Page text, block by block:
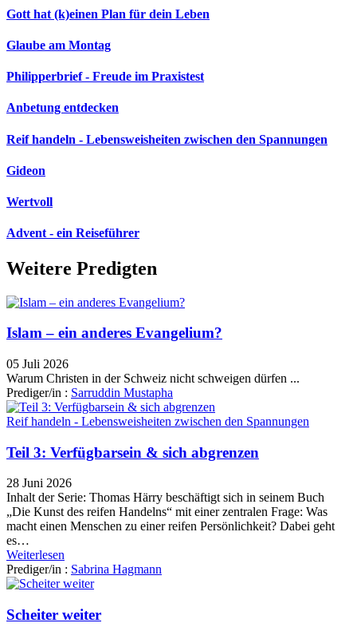
Gott hat (k)einen Plan für dein Leben
Glaube am Montag
Philipperbrief - Freude im Praxistest
Anbetung entdecken
Reif handeln - Lebensweisheiten zwischen den Spannungen
Gideon
Wertvoll
Advent - ein Reiseführer
Weitere Predigten
Islam – ein anderes Evangelium?
05 Juli 2026
Warum Christen in der Schweiz nicht schweigen dürfen ...
Prediger/in : Sarruddin Mustapha
Reif handeln - Lebensweisheiten zwischen den Spannungen
Teil 3: Verfügbarsein & sich abgrenzen
28 Juni 2026
Inhalt der Serie: Thomas Härry beschäftigt sich in seinem Buch
„Die Kunst des reifen Handelns“ mit einer zentralen Frage: Was
macht einen Menschen zu einer reifen Persönlichkeit? Dabei geht
es…
Weiterlesen
Prediger/in : Sabrina Hagmann
Scheiter weiter